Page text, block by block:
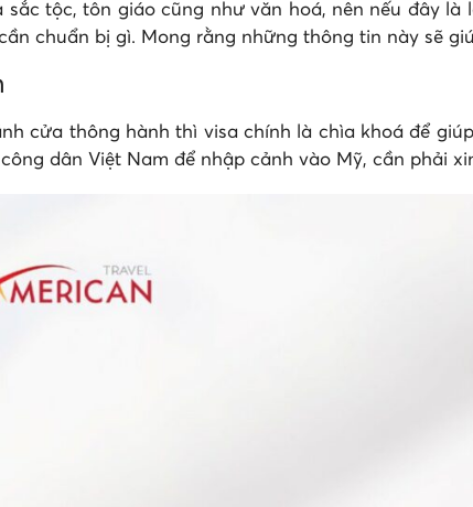
sắc tộc, tôn giáo cũng như văn hoá, nên nếu đây
chuẩn bị gì. Mong rằng những thông tin này sẽ
cửa thông hành thì visa chính là chìa khoá để
dân Việt Nam để nhập cảnh vào Mỹ, cần phải